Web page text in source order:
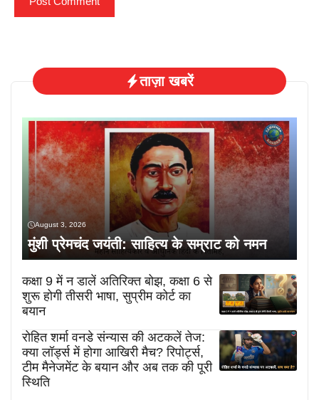
ताज़ा खबरें
August 3, 2026
मुंशी प्रेमचंद जयंती: साहित्य के सम्राट को नमन
कक्षा 9 में न डालें अतिरिक्त बोझ, कक्षा 6 से
शुरू होगी तीसरी भाषा, सुप्रीम कोर्ट का
बयान
रोहित शर्मा वनडे संन्यास की अटकलें तेज:
क्या लॉर्ड्स में होगा आखिरी मैच? रिपोर्ट्स,
टीम मैनेजमेंट के बयान और अब तक की पूरी
स्थिति